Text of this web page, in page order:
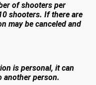
of shooters per
shooters. If there are
may be canceled and
is personal, it can
another person.